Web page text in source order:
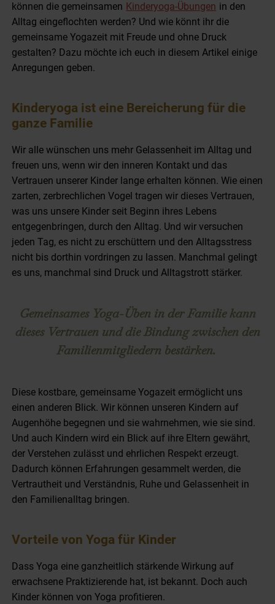
können die gemeinsamen Kinderyoga-Übungen in den
Alltag eingeflochten werden? Und wie könnt ihr die
gemeinsame Yogazeit mit Freude und ohne Druck
gestalten? Dazu möchte ich euch in diesem Artikel einige
Anregungen geben.
Kinderyoga ist eine Bereicherung für die
ganze Familie
Wir alle wünschen uns mehr Gelassenheit im Alltag und
freuen uns, wenn wir den inneren Kontakt und das
Vertrauen unserer Kinder lange erhalten können. Wie einen
zarten, zerbrechlichen Vogel tragen wir dieses Vertrauen,
was uns unsere Kinder seit Beginn ihres Lebens
entgegenbringen, durch den Alltag. Und wir versuchen
jeden Tag, es nicht zu erschüttern und den Alltagsstress
nicht bis dorthin vordringen zu lassen. Manchmal gelingt
es uns, manchmal sind Druck und Alltagstrott stärker.
Gemeinsames Yoga-Üben in der Familie kann
dieses Vertrauen und die Bindung zwischen den
Familienmitgliedern bestärken.
Diese kostbare, gemeinsame Yogazeit ermöglicht uns
einen anderen Blick. Wir können unseren Kindern auf
Augenhöhe begegnen und sie wahrnehmen, wie sie sind.
Und auch Kindern wird ein Blick auf ihre Eltern gewährt,
der Verstehen zulässt und ehrlichen Respekt erzeugt.
Dadurch können Erfahrungen gesammelt werden, die
Vertrautheit und Verständnis, Ruhe und Gelassenheit in
den Familienalltag bringen.
Vorteile von Yoga für Kinder
Dass Yoga eine ganzheitlich stärkende Wirkung auf
erwachsene Praktizierende hat, ist bekannt. Doch auch
Kinder können von Yoga profitieren.